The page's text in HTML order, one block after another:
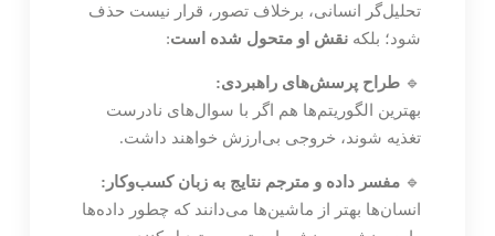
تحلیل‌گر انسانی، برخلاف تصور، قرار نیست حذف
شود؛ بلکه نقش او متحول شده است:
🔹 طراح پرسش‌های راهبردی:
بهترین الگوریتم‌ها هم اگر با سوال‌های نادرست
تغذیه شوند، خروجی بی‌ارزش خواهند داشت.
🔹 مفسر داده و مترجم نتایج به زبان کسب‌وکار:
انسان‌ها بهتر از ماشین‌ها می‌دانند که چطور داده‌ها